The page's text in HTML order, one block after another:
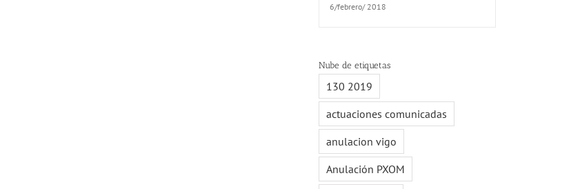
6/febrero/ 2018
Nube de etiquetas
130 2019
actuaciones comunicadas
anulacion vigo
Anulación PXOM